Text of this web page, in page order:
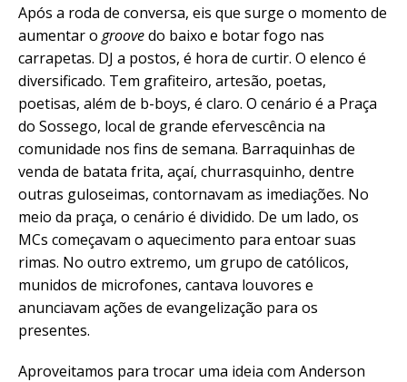
Após a roda de conversa, eis que surge o momento de
aumentar o groovedo baixo e botar fogo nas
carrapetas. DJ a postos, é hora de curtir. O elenco é
diversificado. Tem grafiteiro, artesão, poetas,
poetisas, além de b-boys, é claro. O cenário é a Praça
do Sossego, local de grande efervescência na
comunidade nos fins de semana. Barraquinhas de
venda de batata frita, açaí, churrasquinho, dentre
outras guloseimas, contornavam as imediações. No
meio da praça, o cenário é dividido. De um lado, os
MCs começavam o aquecimento para entoar suas
rimas. No outro extremo, um grupo de católicos,
munidos de microfones, cantava louvores e
anunciavam ações de evangelização para os
presentes.
Aproveitamos para trocar uma ideia com Anderson